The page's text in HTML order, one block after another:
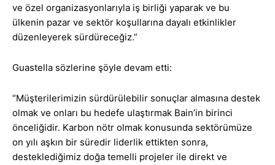
ve özel organizasyonlarıyla iş birliği yaparak ve bu
ülkenin pazar ve sektör koşullarına dayalı etkinlikler
düzenleyerek sürdüreceğiz.”
Guastella sözlerine şöyle devam etti:
“Müşterilerimizin sürdürülebilir sonuçlar almasına destek
olmak ve onları bu hedefe ulaştırmak Bain’in birinci
önceliğidir. Karbon nötr olmak konusunda sektörümüze
on yılı aşkın bir süredir liderlik ettikten sonra,
desteklediğimiz doğa temelli projeler ile direkt ve